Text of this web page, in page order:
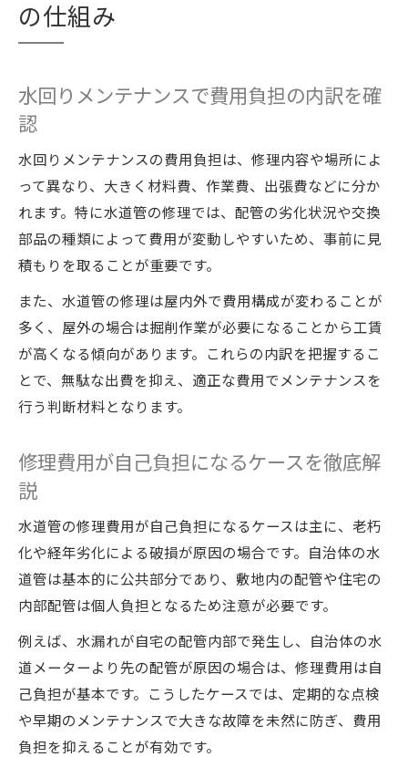
突然の水漏れに自分で対応する応急処置法
自分でできる水道管水漏れ補修テープ活用
突然の水漏れ発生時の適切な初動対応手順
水道管破裂時の応急処置と注意点を紹介
水回りトラブルへの自分での対処法まとめ
水回りメンテナンス費用を賢く抑えるコツ
水回りメンテナンスで維持費用を抑える方
法
日常的な点検が修理費用削減の鍵となる理
由
自分でできる簡単な配管チェック術を紹介
水道管トラブル予防が節約につながる仕組
見積もり比較で水回りメンテナンス費用節
老朽化した配管の交換時期と見極め方を解説
水回りメンテナンスで配管寿命を正しく判
断
交換時期のサインと見極めポイントを解説
赤水や異音が示す配管劣化の合図を知る
材質別に異なる水道管交換目安の特徴とは
定期点検で無駄な修理費用を防ぐ方法
テープ補修で緊急時に役立つ水道管対策
の仕組み
水回りメンテナンスで費用負担の内訳を確
認
水回りメンテナンスの費用負担は、修理内容や場所によ
って異なり、大きく材料費、作業費、出張費などに分か
れます。特に水道管の修理では、配管の劣化状況や交換
部品の種類によって費用が変動しやすいため、事前に見
積もりを取ることが重要です。
また、水道管の修理は屋内外で費用構成が変わることが
多く、屋外の場合は掘削作業が必要になることから工賃
が高くなる傾向があります。これらの内訳を把握するこ
とで、無駄な出費を抑え、適正な費用でメンテナンスを
行う判断材料となります。
修理費用が自己負担になるケースを徹底解
説
水道管の修理費用が自己負担になるケースは主に、老朽
化や経年劣化による破損が原因の場合です。自治体の水
道管は基本的に公共部分であり、敷地内の配管や住宅の
内部配管は個人負担となるため注意が必要です。
例えば、水漏れが自宅の配管内部で発生し、自治体の水
道メーターより先の配管が原因の場合は、修理費用は自
己負担が基本です。こうしたケースでは、定期的な点検
や早期のメンテナンスで大きな故障を未然に防ぎ、費用
負担を抑えることが有効です。